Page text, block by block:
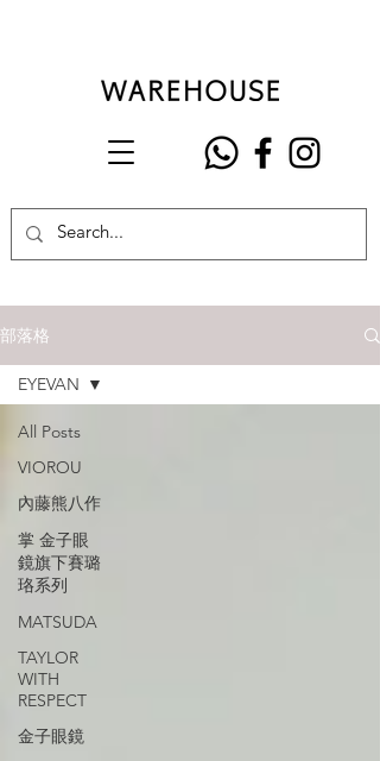
部落格
All Posts
VIOROU
內藤熊八作
掌 金子眼
鏡旗下賽璐
珞系列
MATSUDA
TAYLOR
WITH
RESPECT
金子眼鏡
EYEVAN